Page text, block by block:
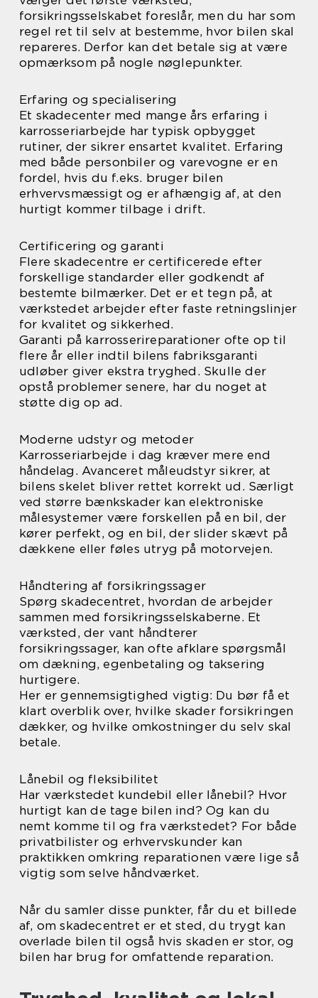
forsikringsselskabet foreslår, men du har som
regel ret til selv at bestemme, hvor bilen skal
repareres. Derfor kan det betale sig at være
opmærksom på nogle nøglepunkter.
Erfaring og specialisering
Et skadecenter med mange års erfaring i
karrosseriarbejde har typisk opbygget
rutiner, der sikrer ensartet kvalitet. Erfaring
med både personbiler og varevogne er en
fordel, hvis du f.eks. bruger bilen
erhvervsmæssigt og er afhængig af, at den
hurtigt kommer tilbage i drift.
Certificering og garanti
Flere skadecentre er certificerede efter
forskellige standarder eller godkendt af
bestemte bilmærker. Det er et tegn på, at
værkstedet arbejder efter faste retningslinjer
for kvalitet og sikkerhed.
Garanti på karrosserireparationer ofte op til
flere år eller indtil bilens fabriksgaranti
udløber giver ekstra tryghed. Skulle der
opstå problemer senere, har du noget at
støtte dig op ad.
Moderne udstyr og metoder
Karrosseriarbejde i dag kræver mere end
håndelag. Avanceret måleudstyr sikrer, at
bilens skelet bliver rettet korrekt ud. Særligt
ved større bænkskader kan elektroniske
målesystemer være forskellen på en bil, der
kører perfekt, og en bil, der slider skævt på
dækkene eller føles utryg på motorvejen.
Håndtering af forsikringssager
Spørg skadecentret, hvordan de arbejder
sammen med forsikringsselskaberne. Et
værksted, der vant håndterer
forsikringssager, kan ofte afklare spørgsmål
om dækning, egenbetaling og taksering
hurtigere.
Her er gennemsigtighed vigtig: Du bør få et
klart overblik over, hvilke skader forsikringen
dækker, og hvilke omkostninger du selv skal
betale.
Lånebil og fleksibilitet
Har værkstedet kundebil eller lånebil? Hvor
hurtigt kan de tage bilen ind? Og kan du
nemt komme til og fra værkstedet? For både
privatbilister og erhvervskunder kan
praktikken omkring reparationen være lige så
vigtig som selve håndværket.
Når du samler disse punkter, får du et billede
af, om skadecentret er et sted, du trygt kan
overlade bilen til også hvis skaden er stor, og
bilen har brug for omfattende reparation.